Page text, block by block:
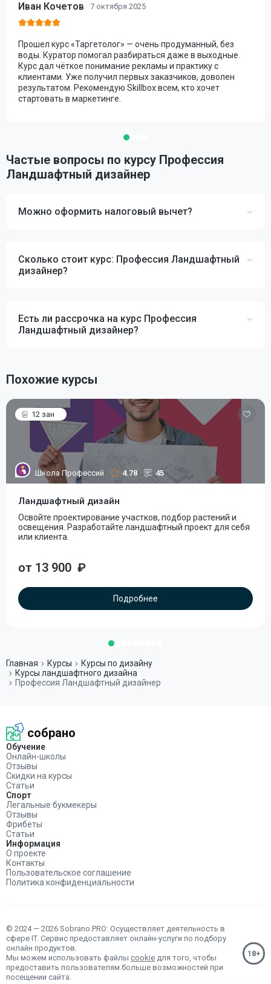
Иван Кочетов 7 октября 2025
Прошел курс «Таргетолог» — очень продуманный, без
воды. Куратор помогал разбираться даже в выходные.
Курс дал чёткое понимание рекламы и практику с
клиентами. Уже получил первых заказчиков, доволен
результатом. Рекомендую Skillbox всем, кто хочет
стартовать в маркетинге.
Частые вопросы по курсу Профессия
Ландшафтный дизайнер
Можно оформить налоговый вычет?
Сколько стоит курс: Профессия Ландшафтный
дизайнер?
Есть ли рассрочка на курс Профессия
Ландшафтный дизайнер?
Похожие курсы
12 зан
Школа Профессий 4.78 45
Ландшафтный дизайн
Освойте проектирование участков, подбор растений и
освещения. Разработайте ландшафтный проект для себя
или клиента.
от 13 900 ₽
Подробнее
Главная Курсы
Курсы по дизайну
Курсы ландшафтного дизайна
Профессия Ландшафтный дизайнер
собрано
Обучение
Онлайн-школы
Отзывы
Скидки на курсы
Статьи
Спорт
Легальные букмекеры
Отзывы
Фрибеты
Статьи
Информация
О проекте
Контакты
Пользовательское соглашение
Политика конфиденциальности
© 2024 — 2026 Sobrano.PRO: Осуществляет деятельность в
сфере IT. Сервис предоставляет онлайн-услуги по подбору
онлайн продуктов.
Мы можем использовать файлы cookie для того, чтобы
предоставить пользователям больше возможностей при
посещении сайта.